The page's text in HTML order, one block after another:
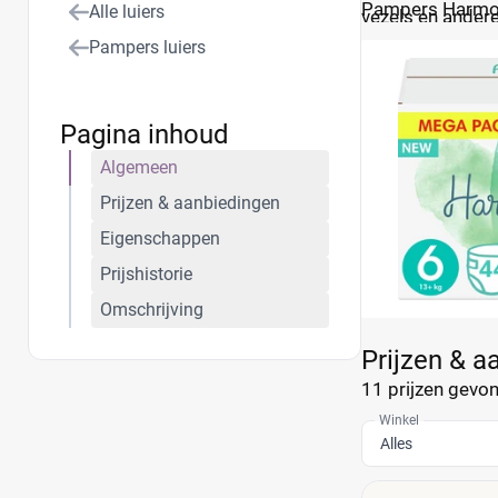
vezels en
Pampers
Prijzen &
11 prijzen
Winkel
Alles
Alle luiers
Pampers luiers
Pagina inhoud
Algemeen
Prijzen & aanbiedingen
Eigenschappen
Prijshistorie
Omschrijving